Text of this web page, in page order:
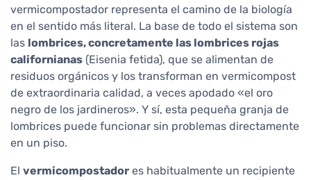
vermicompostador representa el camino de la biología
en el sentido más literal. La base de todo el sistema son
las lombrices, concretamente las lombrices rojas
californianas (Eisenia fetida), que se alimentan de
residuos orgánicos y los transforman en vermicompost
de extraordinaria calidad, a veces apodado «el oro
negro de los jardineros». Y sí, esta pequeña granja de
lombrices puede funcionar sin problemas directamente
en un piso.
El vermicompostador es habitualmente un recipiente